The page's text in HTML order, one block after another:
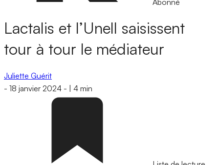
Abonné
Lactalis et l’Unell saisissent
tour à tour le médiateur
Juliette Guérit
- 18 janvier 2024 - 4 min